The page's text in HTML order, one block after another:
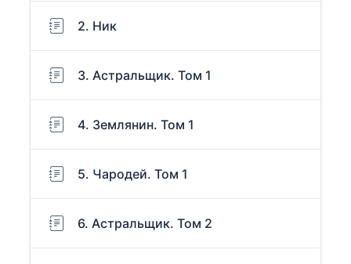
2. Ник
3. Астральщик. Том 1
4. Землянин. Том 1
5. Чародей. Том 1
6. Астральщик. Том 2